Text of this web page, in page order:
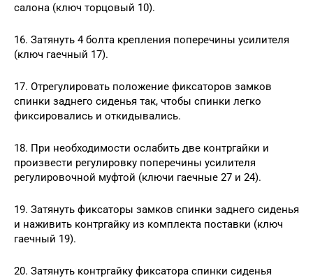
салона (ключ торцовый 10).
16. Затянуть 4 болта крепления поперечины усилителя
(ключ гаечный 17).
17. Отрегулировать положение фиксаторов замков
спинки заднего сиденья так, чтобы спинки легко
фиксировались и откидывались.
18. При необходимости ослабить две контргайки и
произвести регулировку поперечины усилителя
регулировочной муфтой (ключи гаечные 27 и 24).
19. Затянуть фиксаторы замков спинки заднего сиденья
и наживить контргайку из комплекта поставки (ключ
гаечный 19).
20. Затянуть контргайку фиксатора спинки сиденья